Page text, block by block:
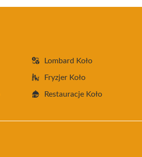
Lombard Koło
Fryzjer Koło
Restauracje Koło